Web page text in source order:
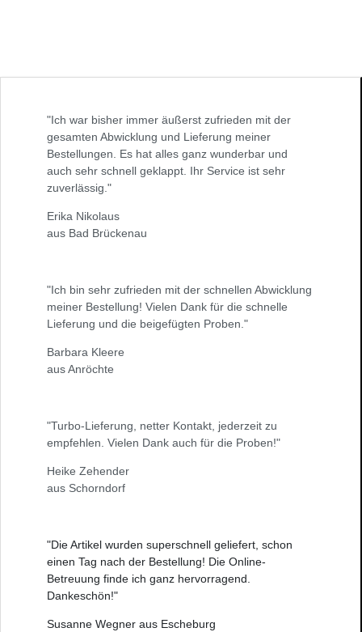
"Ich war bisher immer äußerst zufrieden mit der
gesamten Abwicklung und Lieferung meiner
Bestellungen. Es hat alles ganz wunderbar und
auch sehr schnell geklappt. Ihr Service ist sehr
zuverlässig."
Erika Nikolaus
aus Bad Brückenau
"Ich bin sehr zufrieden mit der schnellen Abwicklung
meiner Bestellung! Vielen Dank für die schnelle
Lieferung und die beigefügten Proben."
Barbara Kleere
aus Anröchte
"Turbo-Lieferung, netter Kontakt, jederzeit zu
empfehlen. Vielen Dank auch für die Proben!"
Heike Zehender
aus Schorndorf
"Die Artikel wurden superschnell geliefert, schon
einen Tag nach der Bestellung! Die Online-
Betreuung finde ich ganz hervorragend.
Dankeschön!"
Susanne Wegner aus Escheburg